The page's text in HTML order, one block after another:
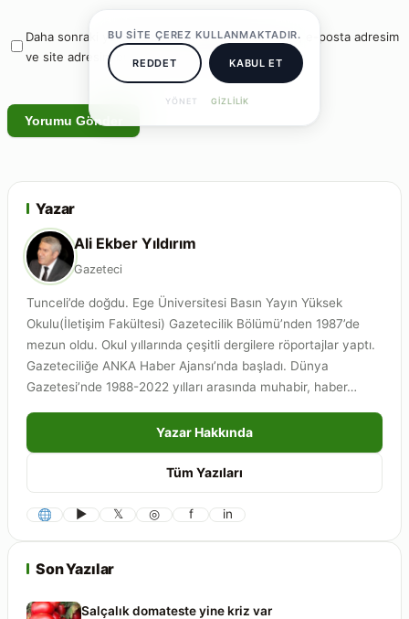
Daha sonraki yorumlarımda kullanılması için adım, e-posta adresim
ve site adresim bu tarayıcıya kaydedilsin.
Yazar
Ali Ekber Yıldırım
Gazeteci
Tunceli’de doğdu. Ege Üniversitesi Basın Yayın Yüksek
Okulu(İletişim Fakültesi) Gazetecilik Bölümü’nden 1987’de
mezun oldu. Okul yıllarında çeşitli dergilere röportajlar yaptı.
Gazeteciliğe ANKA Haber Ajansı’nda başladı. Dünya
Gazetesi’nde 1988-2022 yılları arasında muhabir, haber…
Yazar Hakkında
Tüm Yazıları
▶ 𝕏 ◎ f in
Son Yazılar
Salçalık domateste yine kriz var
BU SITE ÇEREZ KULLANMAKTADIR.
REDDET
YÖNET
KABUL ET
GIZLILIK